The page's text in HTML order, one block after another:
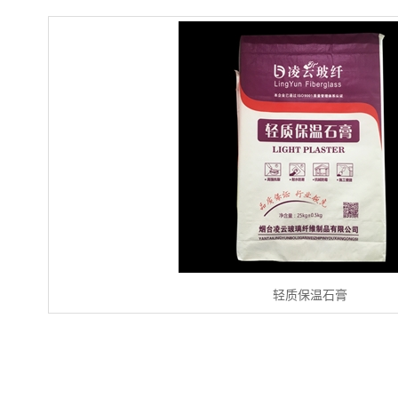
轻质保温石膏